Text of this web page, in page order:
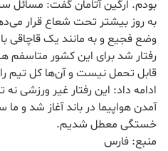
بودم. ارگین آتامان گفت: مسائل
به روز بیشتر تحت شعاع قرار
وضع فجیع و به مانند یک قاچاقی با
رفتار شد برای این کشور متاسفم
قابل تحمل نیست و آن‌ها کل تیم
ادامه داد: این رفتار غیر ورزشی
آمدن هواپیما در باند آغاز شد و
خستگی معطل شدیم.
منبع: فارس